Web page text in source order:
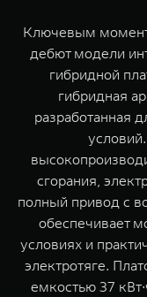
Ключевым
дебют модели
гибридной
гибридная
разработанная
сгорания,
полный привод с
обеспечивает
условиях и
электротяге.
емкостью 37